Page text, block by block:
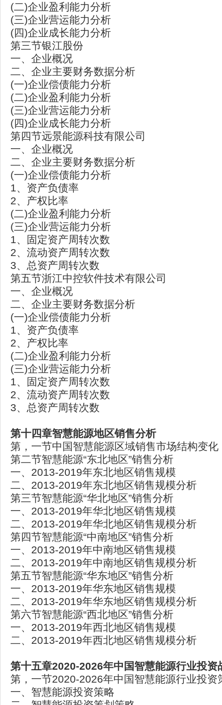
(二)企业盈利能力分析
(三)企业营运能力分析
(四)企业成长能力分析
第三节银江股份
一、企业概况
二、企业主要财务数据分析
(一)企业偿债能力分析
(二)企业盈利能力分析
(三)企业营运能力分析
(四)企业成长能力分析
第四节远景能源科技有限公司
一、企业概况
二、企业主要财务数据分析
(一)企业偿债能力分析
1、资产负债率
2、产权比率
(二)企业盈利能力分析
(三)企业营运能力分析
1、固定资产周转次数
2、流动资产周转次数
3、总资产周转次数
第五节浙江中控软件技术有限公司
一、企业概况
二、企业主要财务数据分析
(一)企业偿债能力分析
1、资产负债率
2、产权比率
(二)企业盈利能力分析
(三)企业营运能力分析
1、固定资产周转次数
2、流动资产周转次数
3、总资产周转次数
第十四章智慧能源地区销售分析
第，一节中国智慧能源区域销售市场结构变化
第二节智慧能源“东北地区”销售分析
一、2013-2019年东北地区销售规模
二、2013-2019年东北地区销售规模分析
第三节智慧能源“华北地区”销售分析
一、2013-2019年华北地区销售规模
二、2013-2019年华北地区销售规模分析
第四节智慧能源“中南地区”销售分析
一、2013-2019年中南地区销售规模
二、2013-2019年中南地区销售规模分析
第五节智慧能源“华东地区”销售分析
一、2013-2019年华东地区销售规模
二、2013-2019年华东地区销售规模分析
第六节智慧能源“西北地区”销售分析
一、2013-2019年西北地区销售规模
二、2013-2019年西北地区销售规模分析
第十五章2020-2026年中国智慧能源行业投资
第，一节2020-2026年中国智慧能源行业投资
一、智慧能源投资策略